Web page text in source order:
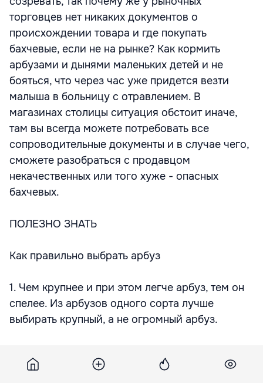
торговцев нет никаких документов о
происхождении товара и где покупать
бахчевые, если не на рынке? Как кормить
арбузами и дынями маленьких детей и не
бояться, что через час уже придется везти
малыша в больницу с отравлением. В
магазинах столицы ситуация обстоит иначе,
там вы всегда можете потребовать все
сопроводительные документы и в случае чего,
сможете разобраться с продавцом
некачественных или того хуже - опасных
бахчевых.
ПОЛЕЗНО ЗНАТЬ
Как правильно выбрать арбуз
1. Чем крупнее и при этом легче арбуз, тем он
спелее. Из арбузов одного сорта лучше
выбирать крупный, а не огромный арбуз.
успела созреть. Светлые пятна тоже